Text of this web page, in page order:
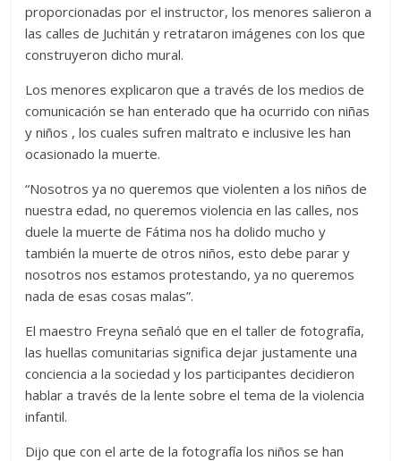
proporcionadas por el instructor, los menores salieron a
las calles de Juchitán y retrataron imágenes con los que
construyeron dicho mural.
Los menores explicaron que a través de los medios de
comunicación se han enterado que ha ocurrido con niñas
y niños , los cuales sufren maltrato e inclusive les han
ocasionado la muerte.
“Nosotros ya no queremos que violenten a los niños de
nuestra edad, no queremos violencia en las calles, nos
duele la muerte de Fátima nos ha dolido mucho y
también la muerte de otros niños, esto debe parar y
nosotros nos estamos protestando, ya no queremos
nada de esas cosas malas”.
El maestro Freyna señaló que en el taller de fotografía,
las huellas comunitarias significa dejar justamente una
conciencia a la sociedad y los participantes decidieron
hablar a través de la lente sobre el tema de la violencia
infantil.
Dijo que con el arte de la fotografía los niños se han